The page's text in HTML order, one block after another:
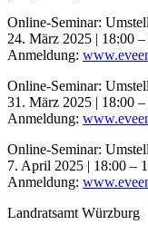
Online-Seminar:
24. März 2025 | 18:00
Anmeldung:
Online-Seminar:
31. März 2025 | 18:00
Anmeldung:
Online-Seminar:
7. April 2025 | 18:00 –
Anmeldung:
Landratsamt Würzburg